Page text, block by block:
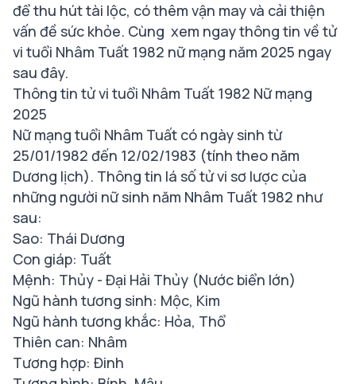
để thu hút tài lộc, có thêm vận may và cải thiện
vấn đề sức khỏe. Cùng xem ngay thông tin về tử
vi tuổi Nhâm Tuất 1982 nữ mạng năm 2025 ngay
sau đây.
Thông tin tử vi tuổi Nhâm Tuất 1982 Nữ mạng
2025
Nữ mạng tuổi Nhâm Tuất có ngày sinh từ
25/01/1982 đến 12/02/1983 (tính theo năm
Dương lịch). Thông tin lá số tử vi sơ lược của
những người nữ sinh năm Nhâm Tuất 1982 như
sau:
Sao: Thái Dương
Con giáp: Tuất
Mệnh: Thủy - Đại Hải Thủy (Nước biển lớn)
Ngũ hành tương sinh: Mộc, Kim
Ngũ hành tương khắc: Hỏa, Thổ
Thiên can: Nhâm
Tương hợp: Đinh